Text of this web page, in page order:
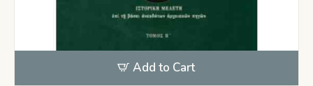
Add to Cart